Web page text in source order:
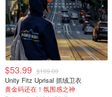
$53.99 $109.00
Unity Fitz Uprisal 抓绒卫衣
黄金码还在！氛围感之神